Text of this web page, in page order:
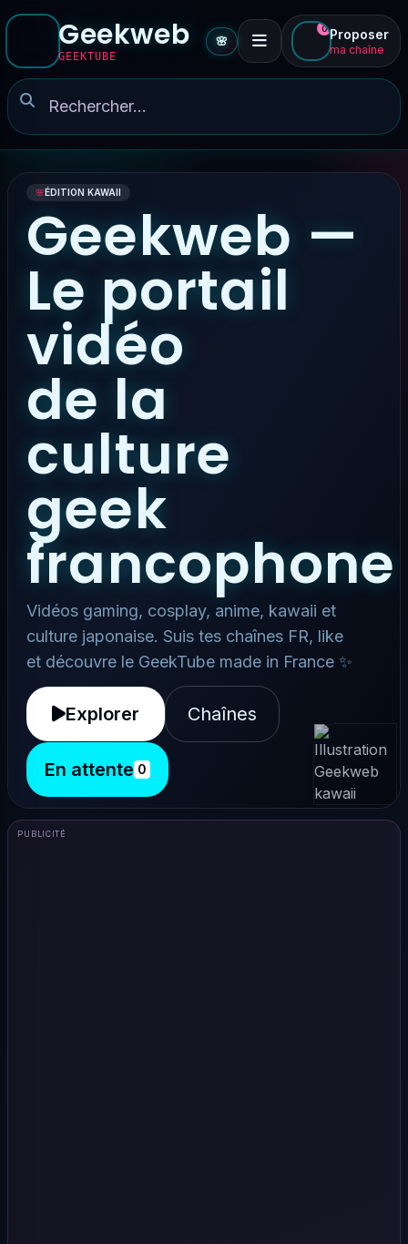
Geekweb
GEEKTUBE
🌸
0 Proposer
ma chaîne
🌸ÉDITION KAWAII
Geekweb —
Le portail
vidéo
de la
culture
geek
francophone
Vidéos gaming, cosplay, anime, kawaii et
culture japonaise. Suis tes chaînes FR, like
et découvre le GeekTube made in France ✨
Explorer Chaînes
En attente 0
PUBLICITÉ